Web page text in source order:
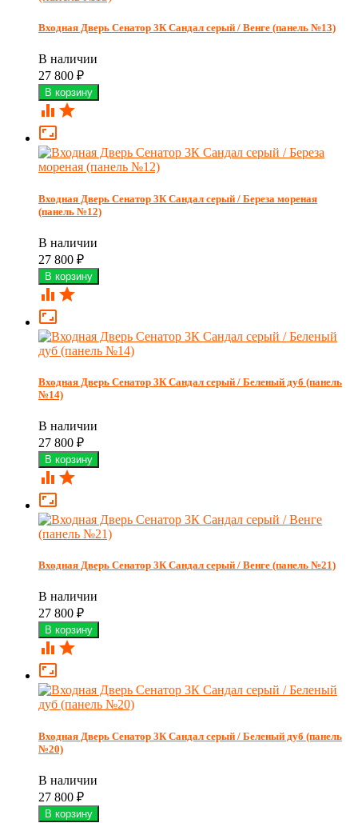
Входная Дверь Сенатор 3К Сандал серый / Венге (панель №13)
В наличии
27 800 ₽
 

Входная Дверь Сенатор 3К Сандал серый / Береза мореная
(панель №12)
В наличии
27 800 ₽
 

Входная Дверь Сенатор 3К Сандал серый / Беленый дуб (панель
№14)
В наличии
27 800 ₽
 

Входная Дверь Сенатор 3К Сандал серый / Венге (панель №21)
В наличии
27 800 ₽
 

Входная Дверь Сенатор 3К Сандал серый / Беленый дуб (панель
№20)
В наличии
27 800 ₽